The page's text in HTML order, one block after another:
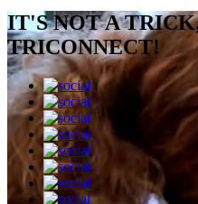
IT'S NOT A
TRICONNECT!